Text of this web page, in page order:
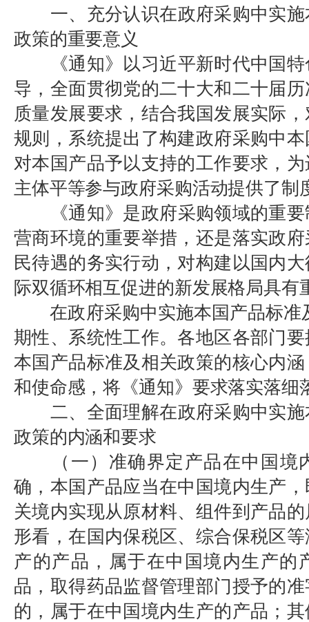
一、充分认识在政府采购中实
政策的重要意义
《通知》以习近平新时代中国
导，全面贯彻党的二十大和二十届
质量发展要求，结合我国发展实际
规则，系统提出了构建政府采购中
对本国产品予以支持的工作要求，
主体平等参与政府采购活动提供了制
《通知》是政府采购领域的重
营商环境的重要举措，还是落实政
民待遇的务实行动，对构建以国内
际双循环相互促进的新发展格局具有
在政府采购中实施本国产品标
期性、系统性工作。各地区各部门
本国产品标准及相关政策的核心内
和使命感，将《通知》要求落实落细
二、全面理解在政府采购中实
政策的内涵和要求
（一）准确界定产品在中国
确，本国产品应当在中国境内生产
关境内实现从原材料、组件到产品
形看，在国内保税区、综合保税区
产的产品，属于在中国境内生产的
品，取得药品监督管理部门授予的
的，属于在中国境内生产的产品；